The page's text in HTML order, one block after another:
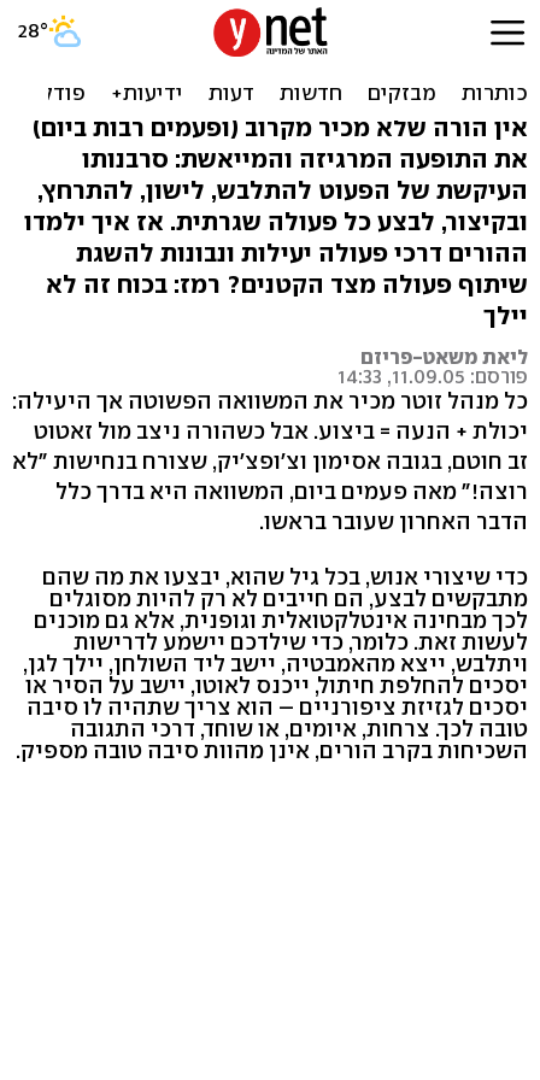
המשימה: להתגבר על ה"לא
רוצה" בדרכים מתוחכמות
אין הורה שלא מכיר מקרוב (ופעמים רבות ביום)
את התופעה המרגיזה והמייאשת: סרבנותו
העיקשת של הפעוט להתלבש, לישון, להתרחץ,
ובקיצור, לבצע כל פעולה שגרתית. אז איך ילמדו
ההורים דרכי פעולה יעילות ונבונות להשגת
שיתוף פעולה מצד הקטנים? רמז: בכוח זה לא
יילך
ליאת משאט-פריזם
פורסם: 11.09.05, 14:33
כל מנהל זוטר מכיר את המשוואה הפשוטה אך היעילה:
יכולת + הנעה = ביצוע. אבל כשהורה ניצב מול זאטוט
זב חוטם, בגובה אסימון וצ'ופצ'יק, שצורח בנחישות "לא
רוצה!" מאה פעמים ביום, המשוואה היא בדרך כלל
הדבר האחרון שעובר בראשו.
כדי שיצורי אנוש, בכל גיל שהוא, יבצעו את מה שהם
מתבקשים לבצע, הם חייבים לא רק להיות מסוגלים
לכך מבחינה אינטלקטואלית וגופנית, אלא גם מוכנים
לעשות זאת. כלומר, כדי שילדכם יישמע לדרישות
ויתלבש, ייצא מהאמבטיה, יישב ליד השולחן, יילך לגן,
יסכים להחלפת חיתול, ייכנס לאוטו, יישב על הסיר או
יסכים לגזיזת ציפורניים – הוא צריך שתהיה לו סיבה
טובה לכך. צרחות, איומים, או שוחד, דרכי התגובה
השכיחות בקרב הורים, אינן מהוות סיבה טובה מספיק.